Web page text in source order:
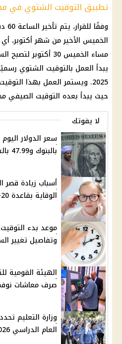
تطبيق التوقيت الشتوي في مصر
حيث يبدأ بعده التوقيت الصيفي
لا يفوتك
بالبنوك و47.99 بالسوق الموازية
أسباب زيادة قصر
الوقاية بقاعدة 20-20-20 الفعالة
وتفاصيل تغيير
الهيئة القومية
صرف معاشات نوفمبر 2025 السبت
وزارة التعليم
العام الدراسي 2026 للمدارس والجامعات